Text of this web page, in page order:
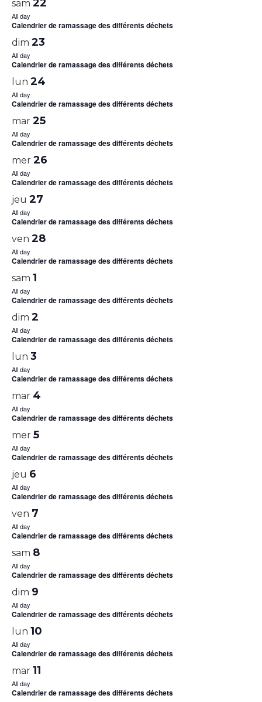
sam 22
All day
Calendrier de ramassage des différents déchets
dim 23
All day
Calendrier de ramassage des différents déchets
lun 24
All day
Calendrier de ramassage des différents déchets
mar 25
All day
Calendrier de ramassage des différents déchets
mer 26
All day
Calendrier de ramassage des différents déchets
jeu 27
All day
Calendrier de ramassage des différents déchets
ven 28
All day
Calendrier de ramassage des différents déchets
sam 1
All day
Calendrier de ramassage des différents déchets
dim 2
All day
Calendrier de ramassage des différents déchets
lun 3
All day
Calendrier de ramassage des différents déchets
mar 4
All day
Calendrier de ramassage des différents déchets
mer 5
All day
Calendrier de ramassage des différents déchets
jeu 6
All day
Calendrier de ramassage des différents déchets
ven 7
All day
Calendrier de ramassage des différents déchets
sam 8
All day
Calendrier de ramassage des différents déchets
dim 9
All day
Calendrier de ramassage des différents déchets
lun 10
All day
Calendrier de ramassage des différents déchets
mar 11
All day
Calendrier de ramassage des différents déchets